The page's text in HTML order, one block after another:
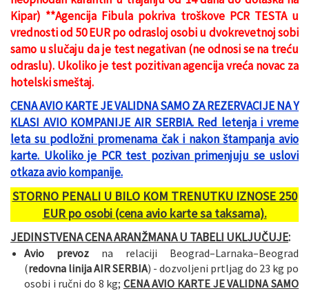
Kipar) **Agencija Fibula pokriva troškove PCR TESTA u
vrednosti od 50 EUR po odrasloj osobi u dvokrevetnoj sobi
samo u slučaju da je test negativan (ne odnosi se na treću
odraslu). Ukoliko je test pozitivan agencija vreća novac za
hotelski smeštaj.
CENA AVIO KARTE JE VALIDNA SAMO ZA REZERVACIJE NA Y
KLASI AVIO KOMPANIJE AIR SERBIA. Red letenja i vreme
leta su podložni promenama čak i nakon štampanja avio
karte. Ukoliko je PCR test pozivan primenjuju se uslovi
otkaza avio kompanije.
STORNO PENALI U BILO KOM TRENUTKU IZNOSE 250
EUR po osobi (cena avio karte sa taksama).
JEDINSTVENA CENA ARANŽMANA U TABELI UKLJUČUJE:
Avio prevoz na relaciji Beograd–Larnaka–Beograd
(redovna linija AIR SERBIA) - dozvoljeni prtljag do 23 kg po
osobi i ručni do 8 kg; CENA AVIO KARTE JE VALIDNA SAMO